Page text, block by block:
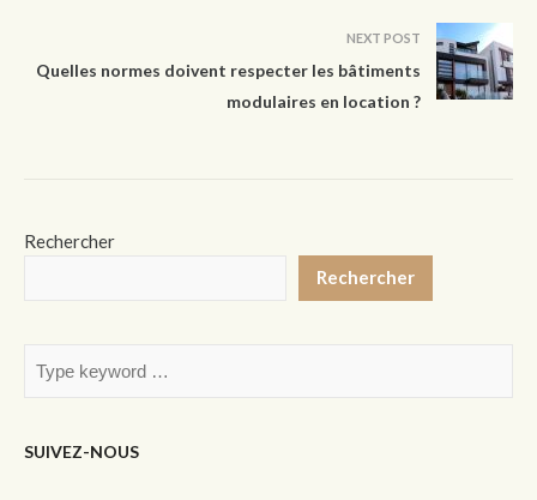
NEXT POST
Quelles normes doivent respecter les bâtiments
modulaires en location ?
Rechercher
Rechercher
SUIVEZ-NOUS